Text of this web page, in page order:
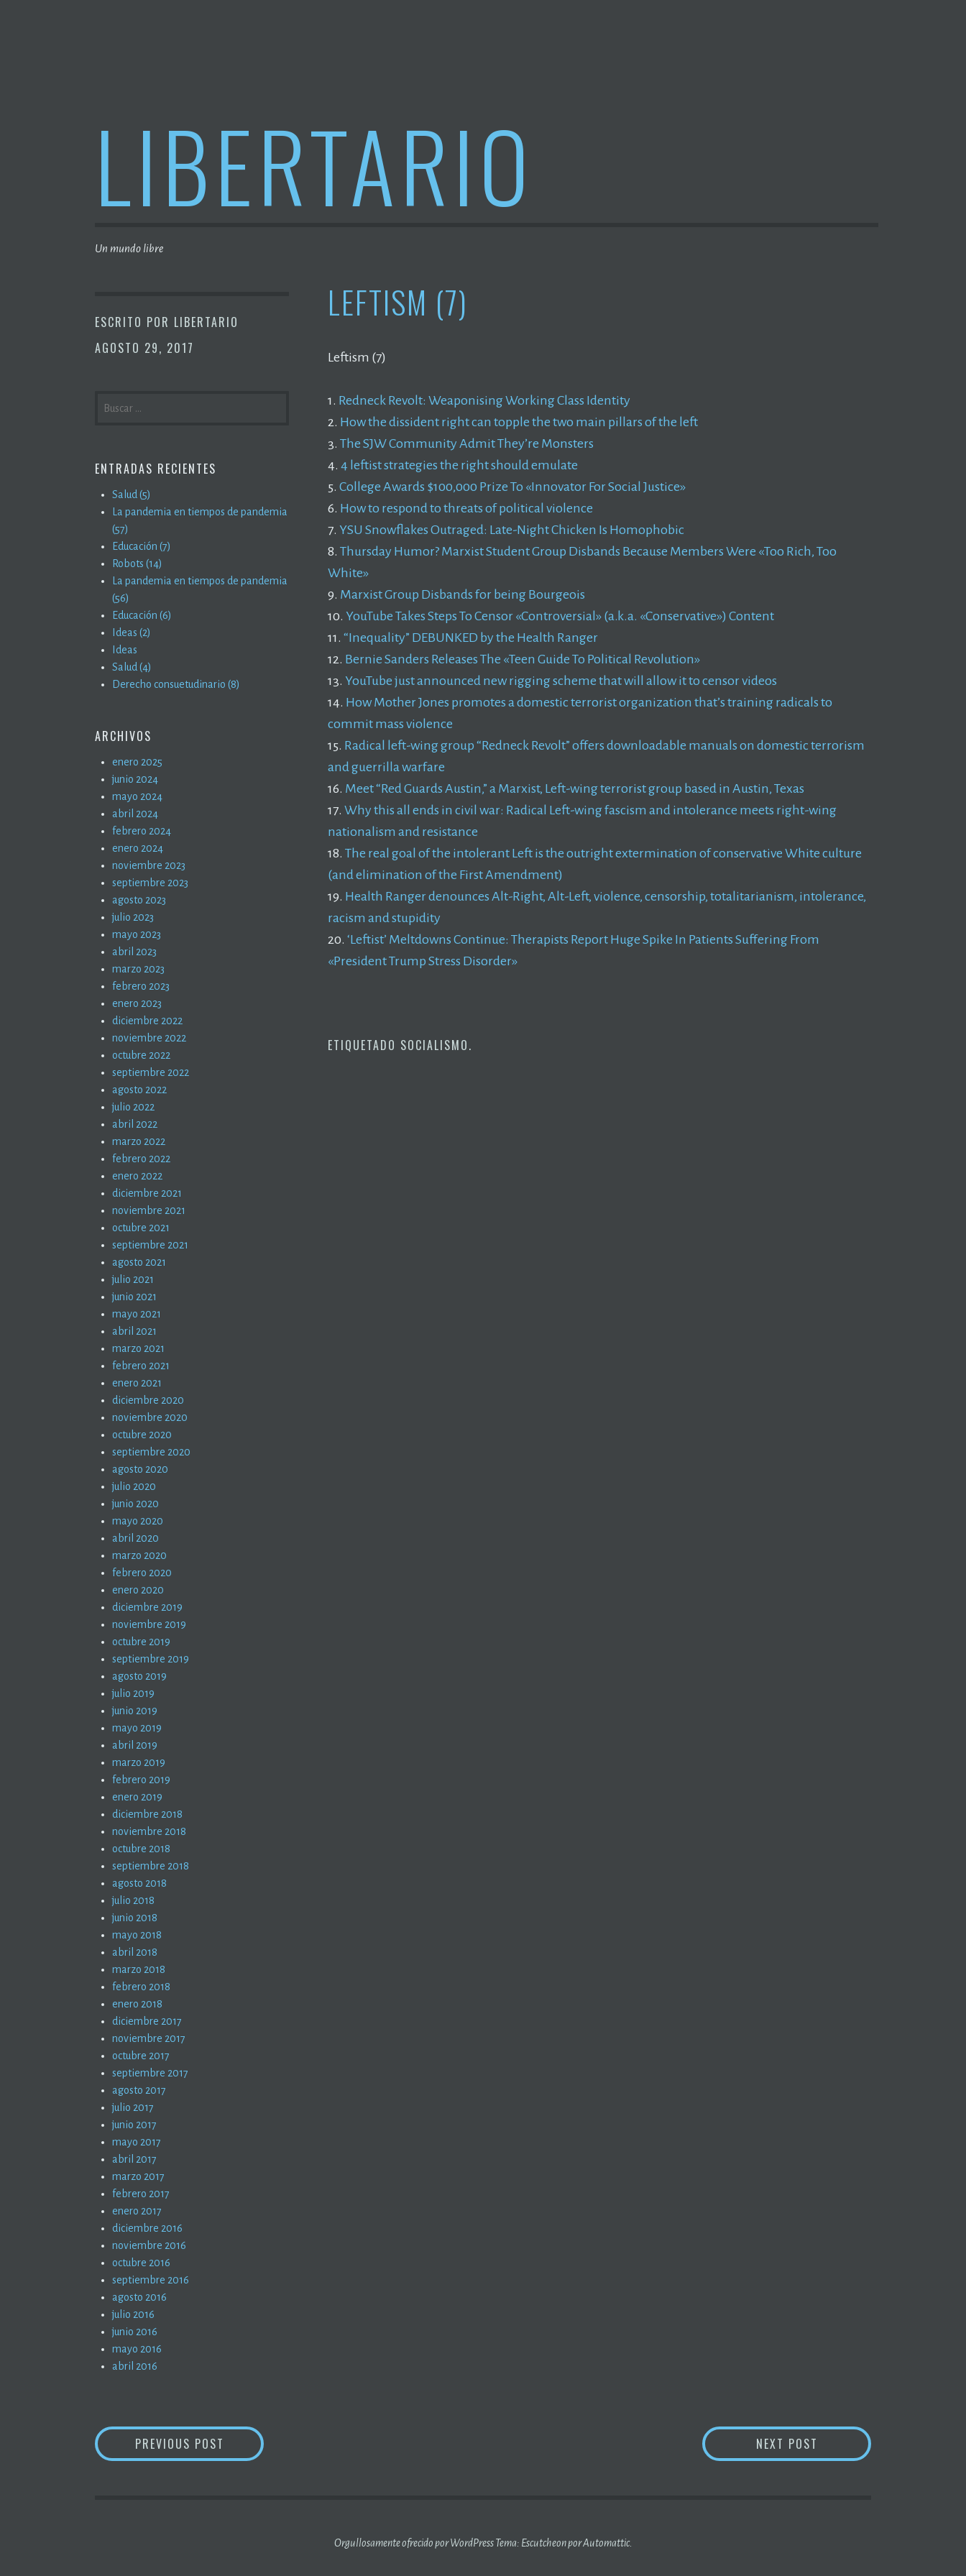
LIBERTARIO
Un mundo libre
ESCRITO POR LIBERTARIO
AGOSTO 29, 2017
LEFTISM (7)
Leftism (7)
1. Redneck Revolt: Weaponising Working Class Identity
2. How the dissident right can topple the two main pillars of the left
3. The SJW Community Admit They’re Monsters
4. 4 leftist strategies the right should emulate
5. College Awards $100,000 Prize To «Innovator For Social Justice»
6. How to respond to threats of political violence
7. YSU Snowflakes Outraged: Late-Night Chicken Is Homophobic
8. Thursday Humor? Marxist Student Group Disbands Because Members Were «Too Rich, Too
White»
9. Marxist Group Disbands for being Bourgeois
10. YouTube Takes Steps To Censor «Controversial» (a.k.a. «Conservative») Content
11. “Inequality” DEBUNKED by the Health Ranger
12. Bernie Sanders Releases The «Teen Guide To Political Revolution»
13. YouTube just announced new rigging scheme that will allow it to censor videos
14. How Mother Jones promotes a domestic terrorist organization that’s training radicals to
commit mass violence
15. Radical left-wing group “Redneck Revolt” offers downloadable manuals on domestic terrorism
and guerrilla warfare
16. Meet “Red Guards Austin,” a Marxist, Left-wing terrorist group based in Austin, Texas
17. Why this all ends in civil war: Radical Left-wing fascism and intolerance meets right-wing
nationalism and resistance
18. The real goal of the intolerant Left is the outright extermination of conservative White culture
(and elimination of the First Amendment)
19. Health Ranger denounces Alt-Right, Alt-Left, violence, censorship, totalitarianism, intolerance,
racism and stupidity
20. ‘Leftist’ Meltdowns Continue: Therapists Report Huge Spike In Patients Suffering From
«President Trump Stress Disorder»
ETIQUETADO SOCIALISMO.
ENTRADAS RECIENTES
Salud (5)
La pandemia en tiempos de pandemia
(57)
Educación (7)
Robots (14)
La pandemia en tiempos de pandemia
(56)
Educación (6)
Ideas (2)
Ideas
Salud (4)
Derecho consuetudinario (8)
ARCHIVOS
enero 2025
junio 2024
mayo 2024
abril 2024
febrero 2024
enero 2024
noviembre 2023
septiembre 2023
agosto 2023
julio 2023
mayo 2023
abril 2023
marzo 2023
febrero 2023
enero 2023
diciembre 2022
noviembre 2022
octubre 2022
septiembre 2022
agosto 2022
julio 2022
abril 2022
marzo 2022
febrero 2022
enero 2022
diciembre 2021
noviembre 2021
octubre 2021
septiembre 2021
agosto 2021
julio 2021
junio 2021
mayo 2021
abril 2021
marzo 2021
febrero 2021
enero 2021
diciembre 2020
noviembre 2020
octubre 2020
septiembre 2020
agosto 2020
julio 2020
junio 2020
mayo 2020
abril 2020
marzo 2020
febrero 2020
enero 2020
diciembre 2019
noviembre 2019
octubre 2019
septiembre 2019
agosto 2019
julio 2019
junio 2019
mayo 2019
abril 2019
marzo 2019
febrero 2019
enero 2019
diciembre 2018
noviembre 2018
octubre 2018
septiembre 2018
agosto 2018
julio 2018
junio 2018
mayo 2018
abril 2018
marzo 2018
febrero 2018
enero 2018
diciembre 2017
noviembre 2017
octubre 2017
septiembre 2017
agosto 2017
julio 2017
junio 2017
mayo 2017
abril 2017
marzo 2017
febrero 2017
enero 2017
diciembre 2016
noviembre 2016
octubre 2016
septiembre 2016
agosto 2016
julio 2016
junio 2016
mayo 2016
abril 2016
NAVEGACIÓN
PREVIOUS POST FOR REAL LOVE TO ARISE, ROMANTIC LOVE MUST DIE. NEXT POST PRIVATIZAR LAS FIESTAS
Orgullosamente ofrecido por WordPress Tema: Escutcheon porAutomattic.